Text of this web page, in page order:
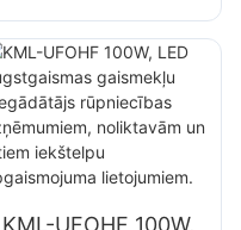
piegādātājs āra
reklāmas stendiem
un lielizmēra
izkārtņu
apgaismojumam
KML-UFOHF 100W,